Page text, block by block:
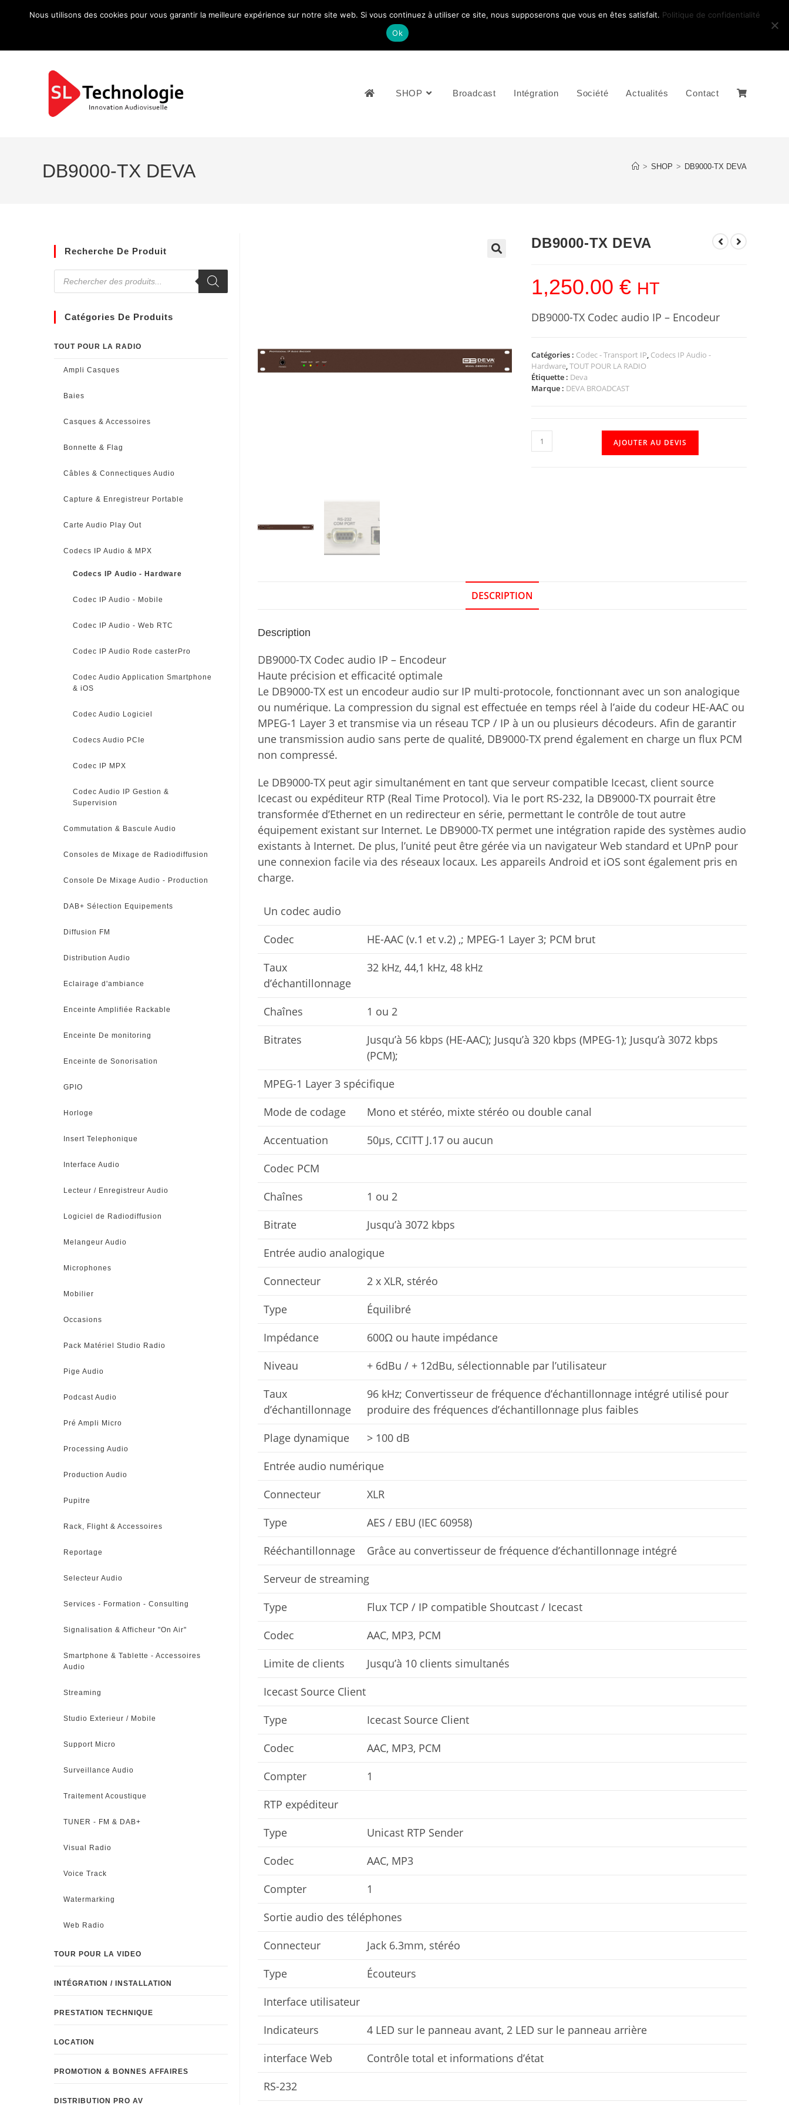
NOUS CONTACTEZ: +33 (0)4 77 81 49 35
SHOP Broadcast Intégration Société Actualités Contact
DB9000-TX DEVA > SHOP > DB9000-TX DEVA
DB9000-TX DEVA
1,250.00€ HT
DB9000-TX Codec audio IP – Encodeur
Catégories : Codec - Transport IP, Codecs IP Audio -
Hardware,TOUT POUR LA RADIO
Étiquette : Deva
Marque : DEVA BROADCAST
AJOUTER AU DEVIS
DESCRIPTION
Description
DB9000-TX Codec audio IP – Encodeur
Haute précision et efficacité optimale
Le DB9000-TX est un encodeur audio sur IP multi-protocole, fonctionnant avec un son analogique
ou numérique. La compression du signal est effectuée en temps réel à l’aide du codeur HE-AAC ou
MPEG-1 Layer 3 et transmise via un réseau TCP / IP à un ou plusieurs décodeurs. Afin de garantir
une transmission audio sans perte de qualité, DB9000-TX prend également en charge un flux PCM
non compressé.
Le DB9000-TX peut agir simultanément en tant que serveur compatible Icecast, client source
Icecast ou expéditeur RTP (Real Time Protocol). Via le port RS-232, la DB9000-TX pourrait être
transformée d’Ethernet en un redirecteur en série, permettant le contrôle de tout autre
équipement existant sur Internet. Le DB9000-TX permet une intégration rapide des systèmes audio
existants à Internet. De plus, l’unité peut être gérée via un navigateur Web standard et UPnP pour
une connexion facile via des réseaux locaux. Les appareils Android et iOS sont également pris en
charge.
Un codec audio
Codec
HE-AAC (v.1 et v.2) ,; MPEG-1 Layer 3; PCM brut
Taux
d’échantillonnage
32 kHz, 44,1 kHz, 48 kHz
Chaînes
1 ou 2
Bitrates
Jusqu’à 56 kbps (HE-AAC); Jusqu’à 320 kbps (MPEG-1); Jusqu’à 3072 kbps
(PCM);
MPEG-1 Layer 3 spécifique
Mode de codage
Mono et stéréo, mixte stéréo ou double canal
Accentuation
50μs, CCITT J.17 ou aucun
Codec PCM
Chaînes
1 ou 2
Bitrate
Jusqu’à 3072 kbps
Entrée audio analogique
Connecteur
2 x XLR, stéréo
Type
Équilibré
Impédance
600Ω ou haute impédance
Niveau
+ 6dBu / + 12dBu, sélectionnable par l’utilisateur
Taux
d’échantillonnage
96 kHz; Convertisseur de fréquence d’échantillonnage intégré utilisé pour
produire des fréquences d’échantillonnage plus faibles
Plage dynamique
> 100 dB
Entrée audio numérique
Connecteur
XLR
Type
AES / EBU (IEC 60958)
Rééchantillonnage
Grâce au convertisseur de fréquence d’échantillonnage intégré
Serveur de streaming
Type
Flux TCP / IP compatible Shoutcast / Icecast
Codec
AAC, MP3, PCM
Limite de clients
Jusqu’à 10 clients simultanés
Icecast Source Client
Type
Icecast Source Client
Codec
AAC, MP3, PCM
Compter
1
RTP expéditeur
Type
Unicast RTP Sender
Codec
AAC, MP3
Compter
1
Sortie audio des téléphones
Connecteur
Jack 6.3mm, stéréo
Type
Écouteurs
Interface utilisateur
Indicateurs
4 LED sur le panneau avant, 2 LED sur le panneau arrière
interface Web
Contrôle total et informations d’état
RS-232
Recherche De Produit
Catégories De Produits
TOUT POUR LA RADIO
Ampli Casques
Baies
Casques & Accessoires
Bonnette & Flag
Câbles & Connectiques Audio
Capture & Enregistreur Portable
Carte Audio Play Out
Codecs IP Audio & MPX
Codecs IP Audio - Hardware
Codec IP Audio - Mobile
Codec IP Audio - Web RTC
Codec IP Audio Rode casterPro
Codec Audio Application Smartphone
& iOS
Codec Audio Logiciel
Codecs Audio PCIe
Codec IP MPX
Codec Audio IP Gestion &
Supervision
Commutation & Bascule Audio
Consoles de Mixage de Radiodiffusion
Console De Mixage Audio - Production
DAB+ Sélection Equipements
Diffusion FM
Distribution Audio
Eclairage d'ambiance
Enceinte Amplifiée Rackable
Enceinte De monitoring
Enceinte de Sonorisation
GPIO
Horloge
Insert Telephonique
Interface Audio
Lecteur / Enregistreur Audio
Logiciel de Radiodiffusion
Melangeur Audio
Microphones
Mobilier
Occasions
Pack Matériel Studio Radio
Pige Audio
Podcast Audio
Pré Ampli Micro
Processing Audio
Production Audio
Pupitre
Rack, Flight & Accessoires
Reportage
Selecteur Audio
Services - Formation - Consulting
Signalisation & Afficheur "On Air"
Smartphone & Tablette - Accessoires
Audio
Streaming
Studio Exterieur / Mobile
Support Micro
Surveillance Audio
Traitement Acoustique
TUNER - FM & DAB+
Visual Radio
Voice Track
Watermarking
Web Radio
TOUR POUR LA VIDEO
INTÉGRATION / INSTALLATION
PRESTATION TECHNIQUE
LOCATION
PROMOTION & BONNES AFFAIRES
DISTRIBUTION PRO AV
Nous utilisons des cookies pour vous garantir la meilleure expérience sur notre site web. Si vous continuez à utiliser ce site, nous supposerons que vous en êtes satisfait. Politique de confidentialité
Ok